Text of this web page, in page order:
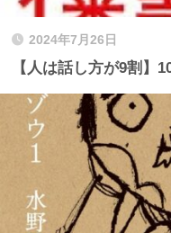
2024年7月26日
【人は話し方が9割】